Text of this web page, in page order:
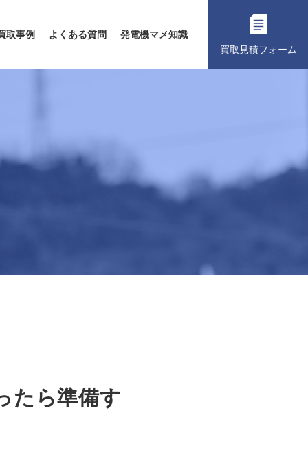
取事例 よくある質問
発電機マメ知識
買取見積フォーム
たら準備す